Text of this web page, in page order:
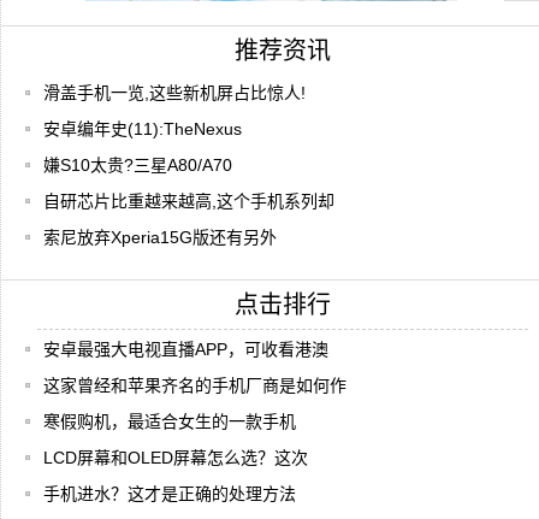
推荐资讯
滑盖手机一览,这些新机屏占比惊人!
安卓编年史(11):TheNexus
嫌S10太贵?三星A80/A70
自研芯片比重越来越高,这个手机系列却
索尼放弃Xperia15G版还有另外
点击排行
安卓最强大电视直播APP，可收看港澳
这家曾经和苹果齐名的手机厂商是如何作
寒假购机，最适合女生的一款手机
LCD屏幕和OLED屏幕怎么选？这次
手机进水？这才是正确的处理方法